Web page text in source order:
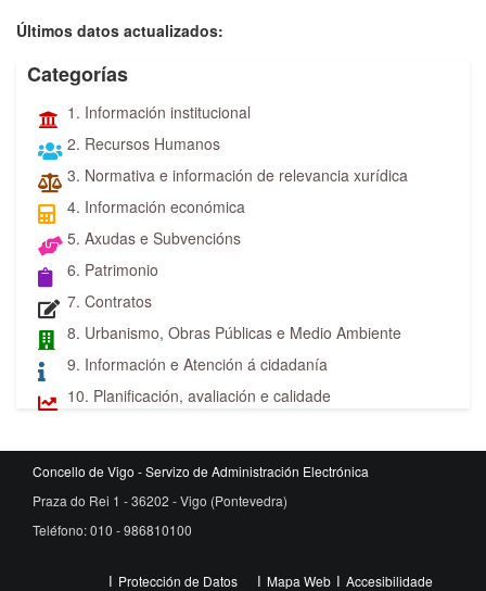
Últimos datos actualizados:
Categorías
1. Información institucional
2. Recursos Humanos
3. Normativa e información de relevancia xurídica
4. Información económica
5. Axudas e Subvencións
6. Patrimonio
7. Contratos
8. Urbanismo, Obras Públicas e Medio Ambiente
9. Información e Atención á cidadanía
10. Planificación, avaliación e calidade
Concello de Vigo - Servizo de Administración Electrónica
Praza do Rei 1 - 36202 - Vigo (Pontevedra)
Teléfono: 010 - 986810100
Protección de Datos Mapa Web Accesibilidade